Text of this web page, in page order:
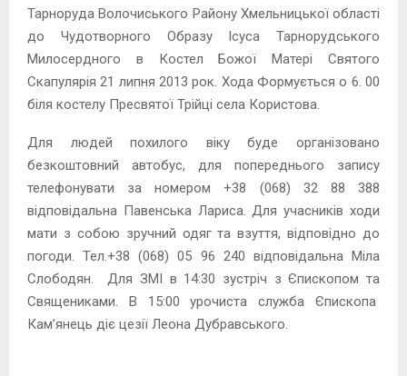
Тарноруда Волочиського Району Хмельницької області
до Чудотворного Образу Ісуса Тарнорудського
Милосердного в Костел Божої Матері Святого
Скапулярія 21 липня 2013 рок. Хода Формується о 6. 00
біля костелу Пресвятої Трійці села Користова.
Для людей похилого віку буде організовано
безкоштовний автобус, для попереднього запису
телефонувати за номером +38 (068) 32 88 388
відповідальна Павенська Лариса. Для учасників ходи
мати з собою зручний одяг та взуття, відповідно до
погоди. Тел.+38 (068) 05 96 240 відповідальна Міла
Слободян. Для ЗМІ в 14:30 зустріч з Єпископом та
Священиками. В 15:00 урочиста служба Єпископа
Кам’янець діє цезії Леона Дубравського.